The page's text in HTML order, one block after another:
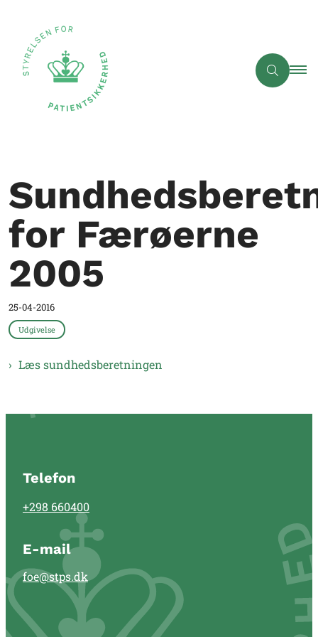
for Færøerne
2005
25-04-2016
Udgivelse
Læs sundhedsberetningen
Telefon
+298 660400
E-mail
foe@stps.dk